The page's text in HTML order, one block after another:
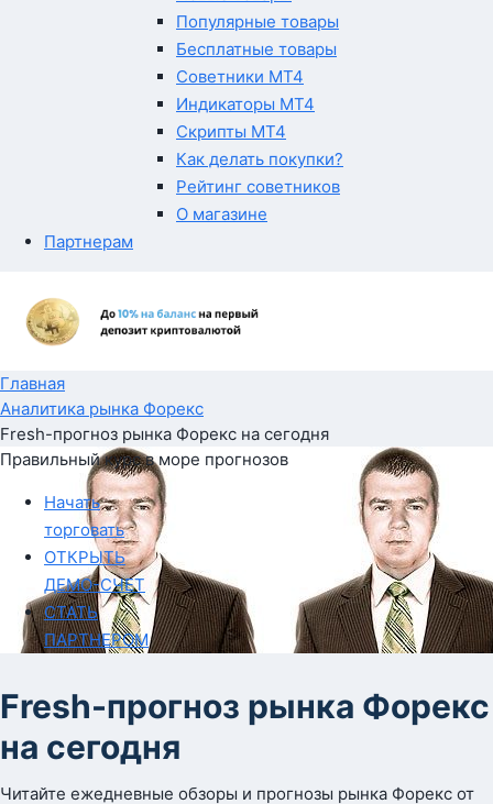
Популярные товары
Бесплатные товары
Советники MT4
Индикаторы MT4
Скрипты MT4
Как делать покупки?
Рейтинг советников
О магазине
Партнерам
Главная
Аналитика рынка Форекс
Fresh-прогноз рынка Форекс на сегодня
Правильный курс в море прогнозов
Начать
торговать
ОТКРЫТЬ
ДЕМО-СЧЕТ
СТАТЬ
ПАРТНЕРОМ
Fresh-прогноз рынка Форекс
на сегодня
Читайте ежедневные обзоры и прогнозы рынка Форекс от